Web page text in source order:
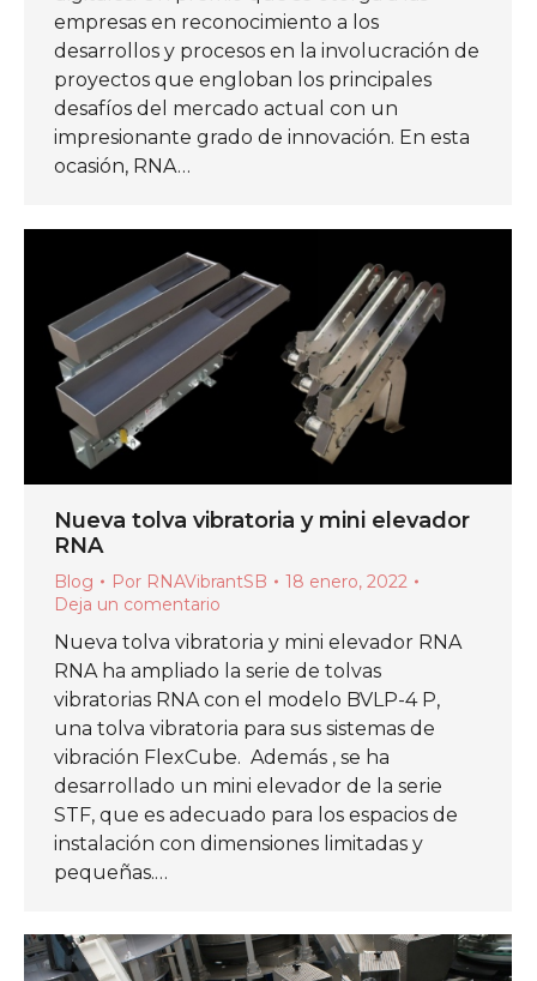
empresas en reconocimiento a los
desarrollos y procesos en la involucración de
proyectos que engloban los principales
desafíos del mercado actual con un
impresionante grado de innovación. En esta
ocasión, RNA…
Nueva tolva vibratoria y mini elevador
RNA
Blog Por RNAVibrantSB
18 enero, 2022
Deja un comentario
Nueva tolva vibratoria y mini elevador RNA
RNA ha ampliado la serie de tolvas
vibratorias RNA con el modelo BVLP-4 P,
una tolva vibratoria para sus sistemas de
vibración FlexCube. Además , se ha
desarrollado un mini elevador de la serie
STF, que es adecuado para los espacios de
instalación con dimensiones limitadas y
pequeñas.…